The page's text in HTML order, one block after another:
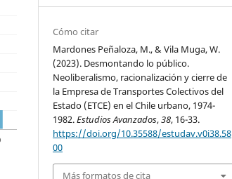
Cómo citar
Mardones Peñaloza, M., & Vila Muga, W.
(2023). Desmontando lo público.
Neoliberalismo, racionalización y cierre de
la Empresa de Transportes Colectivos del
Estado (ETCE) en el Chile urbano, 1974-
1982.Estudios Avanzados,38, 16-33.
https://doi.org/10.35588/estudav.v0i38.58
00
Más formatos de cita